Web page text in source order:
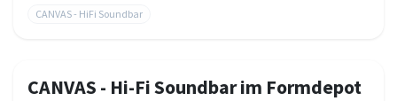
CANVAS - HiFi Soundbar
CANVAS - Hi-Fi Soundbar im Formdepot